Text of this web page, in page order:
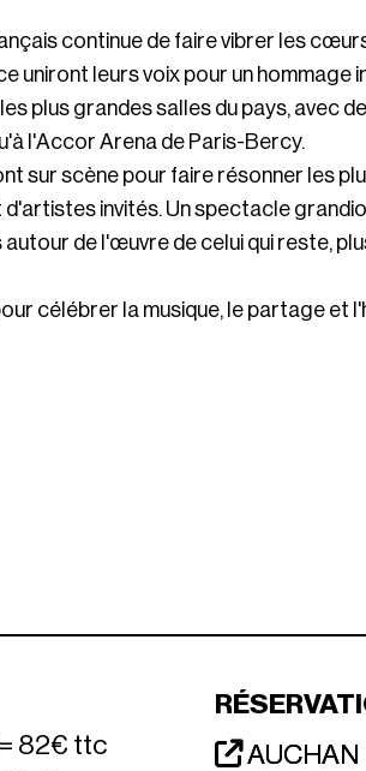
continue de faire vibrer les
uniront leurs voix pour un hommage
plus grandes salles du pays, avec
l'Accor Arena de Paris-Bercy.
sur scène pour faire résonner les
invités. Un spectacle
de l'œuvre de celui qui reste,
célébrer la musique, le partage et
82€ ttc
AUCHAN